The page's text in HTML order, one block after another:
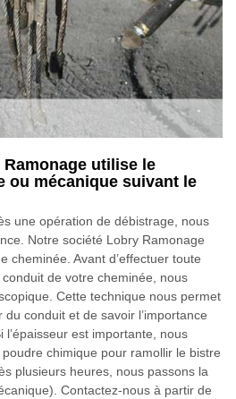
utilise le
ou mécanique suivant le
une opération de débistrage, nous
Notre société Lobry Ramonage
cheminée. Avant d’effectuer toute
de votre cheminée, nous
Cette technique nous permet
du conduit et de savoir l’importance
est importante, nous
chimique pour ramollir le bistre
plusieurs heures, nous passons la
Contactez-nous à partir de